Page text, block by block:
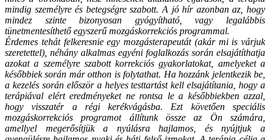
mindig személyre és betegségre szabott. A jó hír azonban az, hogy
mindez szinte bizonyosan gyógyítható, vagy legalábbis
tünetmentesíthető egyszerű mozgáskorrekciós programmal.
Érdemes tehát felkeresnie egy mozgásterapeutát (akár mi is várjuk
szeretettel), néhány alkalmas egyéni foglalkozás során elsajátíthatja
azokat a személyre szabott korrekciós gyakorlatokat, amelyeket a
későbbiek során már otthon is folytathat. Ha hozzánk jelentkezik be,
a kezelés során először a helyes testtartást kell elsajátítania, hogy a
terápiával elért eredményeket ne rontsa le a későbbiekben azzal,
hogy visszatér a régi kerékvágásba. Ezt követően speciális
mozgáskorrekciós programot állítunk össze az Ön számára,
amellyel megerősítjük a nyúlásra hajlamos, és nyújtjuk a